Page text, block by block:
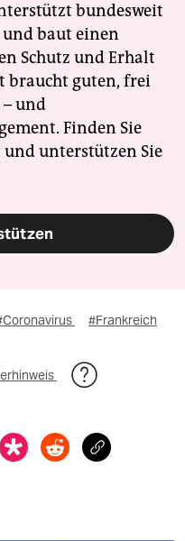
bundesweit
baut einen
Schutz und Erhalt
braucht guten, frei
und
Finden Sie
und unterstützen Sie
#Frankreich